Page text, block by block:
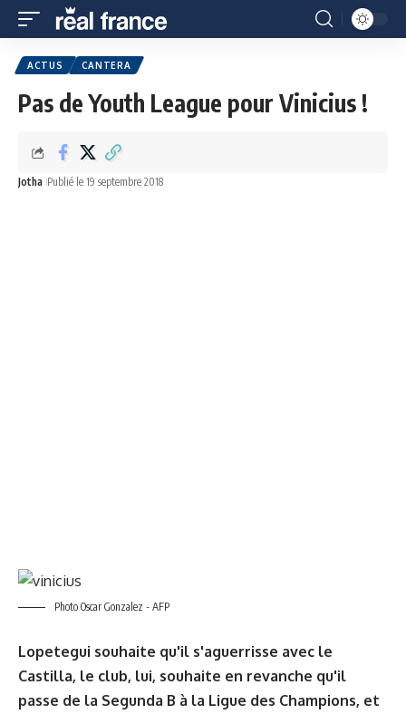
ACTUS CANTERA
Pas de Youth League pour Vinicius !
Jotha Publié le 19 septembre 2018
Photo Oscar Gonzalez - AFP
Lopetegui souhaite qu'il s'aguerrisse avec le
Castilla, le club, lui, souhaite en revanche qu'il
passe de la Segunda B à la Ligue des Champions, et